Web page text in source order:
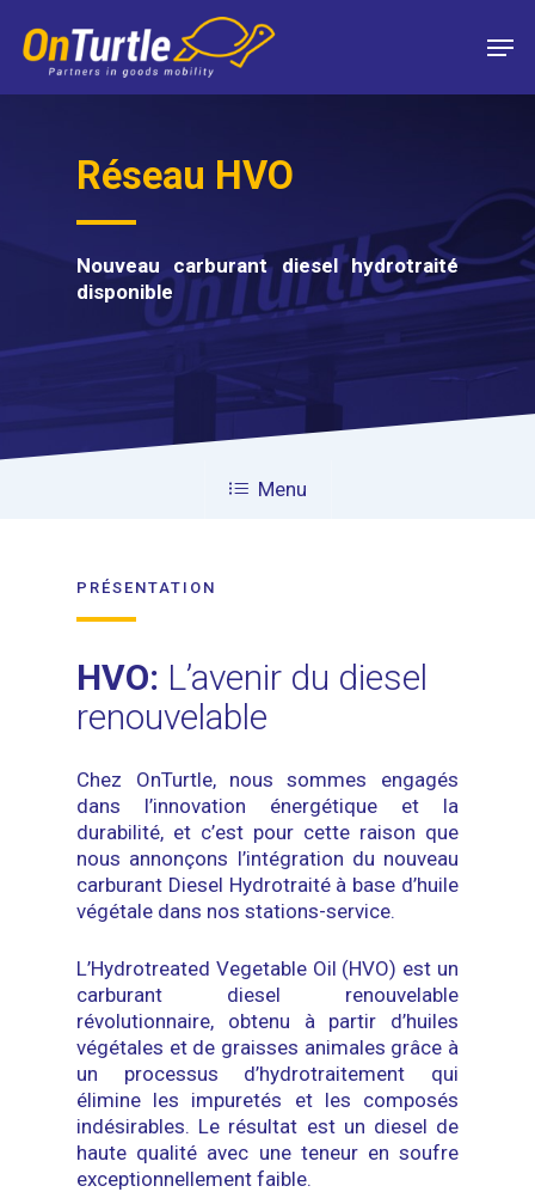
main
content
Réseau HVO
Nouveau carburant diesel hydrotraité
disponible
Menu
PRÉSENTATION
HVO: L’avenir du diesel
renouvelable
Chez OnTurtle, nous sommes engagés
dans l’innovation énergétique et la
durabilité, et c’est pour cette raison que
nous annonçons l’intégration du nouveau
carburant Diesel Hydrotraité à base d’huile
végétale dans nos stations-service.
L’Hydrotreated Vegetable Oil (HVO) est un
carburant diesel renouvelable
révolutionnaire, obtenu à partir d’huiles
végétales et de graisses animales grâce à
un processus d’hydrotraitement qui
élimine les impuretés et les composés
indésirables. Le résultat est un diesel de
haute qualité avec une teneur en soufre
exceptionnellement faible.